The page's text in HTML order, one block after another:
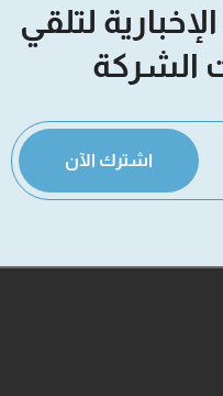
لتلقي
الشركة
اشترك الآن